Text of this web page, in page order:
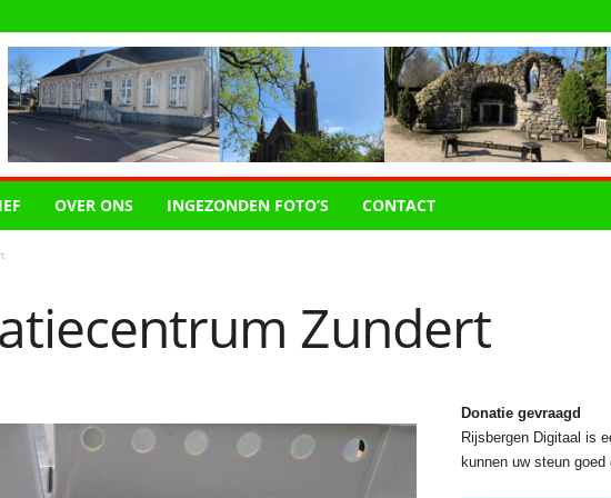
OVER ONS INGEZONDEN FOTO’S CONTACT
Zundert
Donatie gevraagd
Rijsbergen Digitaal is
kunnen uw steun goed